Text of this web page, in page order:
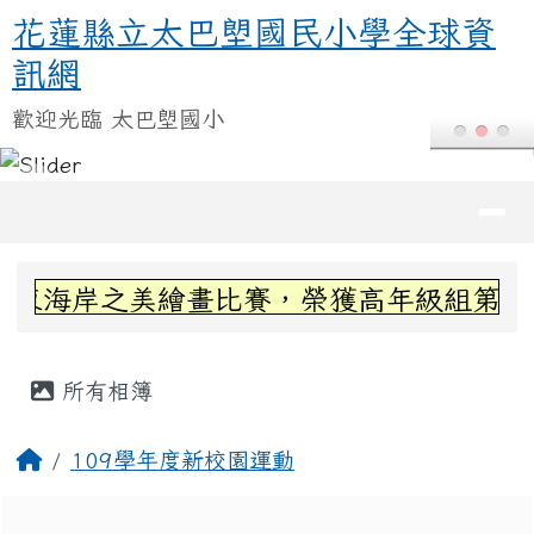
跳至主內容區
花蓮縣立太巴塱國民小學全球資訊
花蓮縣立太巴塱國民小學全球資
訊網
歡迎光臨 太巴塱國小
上中區域內容
岸之美繪畫比賽，榮獲高年級組第三名~
所有相簿
回首頁109學年度新校園運動